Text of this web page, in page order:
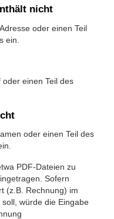
nicht
oder einen Teil
ein.
einen Teil des
oder einen Teil des
PDF-Dateien zu
Sofern
(z.B. Rechnung) im
würde die Eingabe